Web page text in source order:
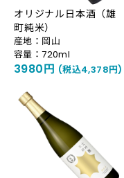
オリジナル日本酒（雄
町純米）
産地：岡山
容量：720ml
3980円 (税込4,378円)